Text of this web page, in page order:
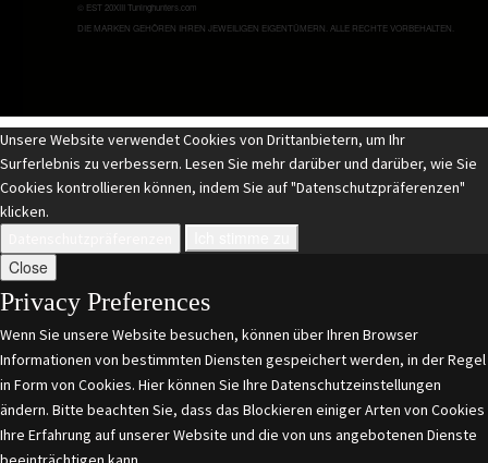
© EST 20XIII Tuninghunters.com
DIE MARKEN GEHÖREN IHREN JEWEILIGEN EIGENTÜMERN. ALLE RECHTE VORBEHALTEN.
Unsere Website verwendet Cookies von Drittanbietern, um Ihr
Surferlebnis zu verbessern. Lesen Sie mehr darüber und darüber, wie Sie
Cookies kontrollieren können, indem Sie auf "Datenschutzpräferenzen"
klicken.
Close
Privacy Preferences
Wenn Sie unsere Website besuchen, können über Ihren Browser
Informationen von bestimmten Diensten gespeichert werden, in der Regel
in Form von Cookies. Hier können Sie Ihre Datenschutzeinstellungen
ändern. Bitte beachten Sie, dass das Blockieren einiger Arten von Cookies
Ihre Erfahrung auf unserer Website und die von uns angebotenen Dienste